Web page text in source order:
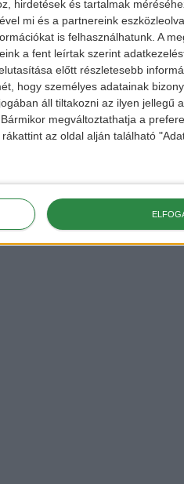
hirdetések és tartalmak
mi és a partnereink
is felhasználhatunk. A
a fent leírtak szerint
előtt részletesebb
hogy személyes adatainak
áll tiltakozni az ilyen jellegű
megváltoztathatja a
az oldal alján található